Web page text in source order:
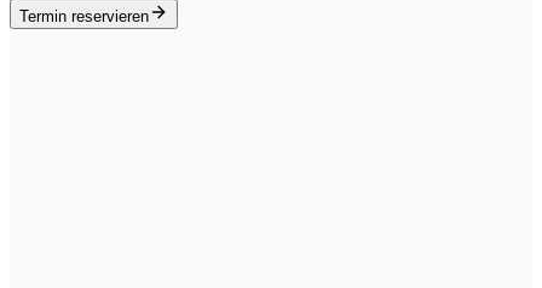
Termin reservieren